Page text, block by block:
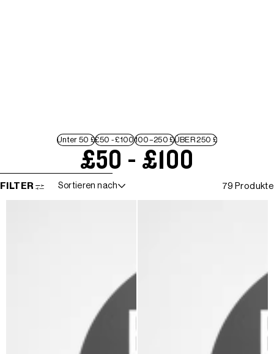
Unter 50 ££50 - £100100–250 £ÜBER 250 £
£50 - £100
WEITER ZUR ERGEBNISLISTE
FILTER Sortieren nach 79 Produkte